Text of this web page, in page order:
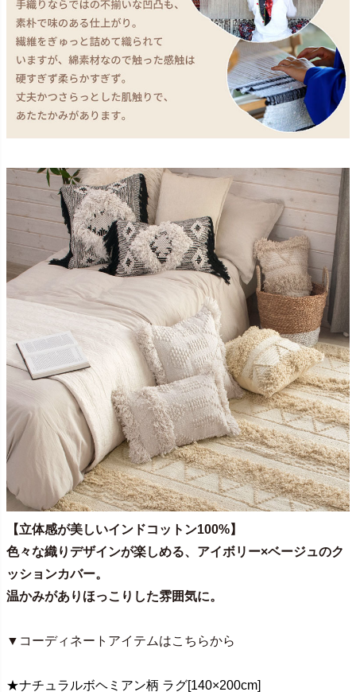
【立体感が美しいインドコットン100%】
色々な織りデザインが楽しめる、アイボリー×ベージュのク
ッションカバー。
温かみがありほっこりした雰囲気に。
▼コーディネートアイテムはこちらから
★ナチュラルボヘミアン柄 ラグ[140×200cm]